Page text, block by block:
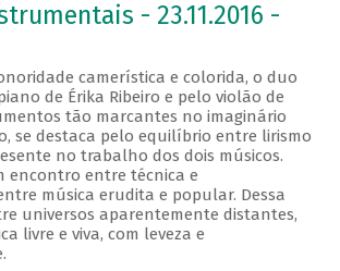
- 23.11.2016 -
camerística e colorida, o duo
de Érika Ribeiro e pelo violão de
tão marcantes no imaginário
se destaca pelo equilíbrio entre lirismo
no trabalho dos dois músicos.
encontro entre técnica e
música erudita e popular. Dessa
universos aparentemente distantes,
livre e viva, com leveza e